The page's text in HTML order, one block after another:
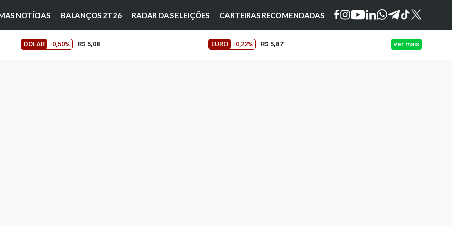
NOTÍCIAS BALANÇOS 2T26 RADAR DAS ELEIÇÕES CARTEIRAS RECOMENDADAS
DOLAR -0,50% R$ 5,08 EURO -0,22% R$ 5,87 ver mais